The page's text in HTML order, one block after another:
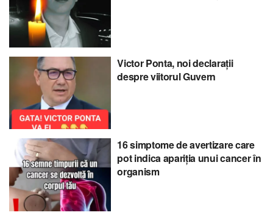
Victor Ponta, noi declarații
despre viitorul Guvern
16 simptome de avertizare care
pot indica apariția unui cancer în
organism